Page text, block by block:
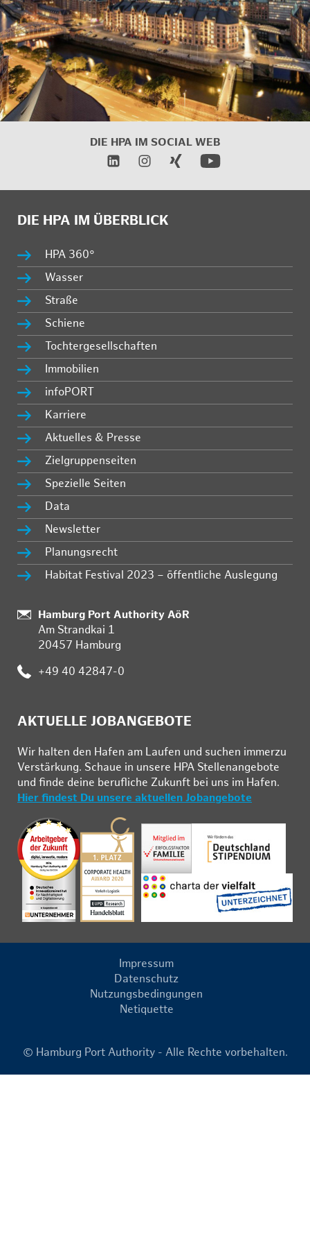
DIE HPA IM SOCIAL WEB
DIE HPA IM ÜBERBLICK
HPA 360°
Wasser
Straße
Schiene
Tochtergesellschaften
Immobilien
infoPORT
Karriere
Aktuelles & Presse
Zielgruppenseiten
Spezielle Seiten
Data
Newsletter
Planungsrecht
Habitat Festival 2023 – öffentliche Auslegung
Standort:
Hamburg Port Authority AöR
Am Strandkai 1
20457 Hamburg
Telefon:
+49 40 42847-0
AKTUELLE JOBANGEBOTE
Wir hal­ten den Ha­fen am Lau­fen und su­chen im­mer­zu
Ver­stär­kung. Schau­e in un­se­re HPA Stel­len­an­ge­bo­te
und fin­de deine be­ruf­li­che Zu­kunft bei uns im Ha­fen.
Hier findest Du unsere aktuellen Jobangebote
Impressum
Datenschutz
Nutzungsbedingungen
Netiquette
© Hamburg Port Authority - Alle Rechte vorbehalten.